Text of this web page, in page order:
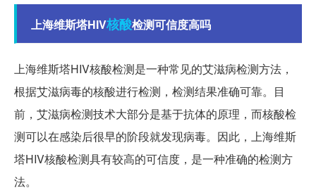
上海维斯塔HIV核酸检测可信度高吗
上海维斯塔HIV核酸检测是一种常见的艾滋病检测方法，
根据艾滋病毒的核酸进行检测，检测结果准确可靠。目
前，艾滋病检测技术大部分是基于抗体的原理，而核酸检
测可以在感染后很早的阶段就发现病毒。因此，上海维斯
塔HIV核酸检测具有较高的可信度，是一种准确的检测方
法。